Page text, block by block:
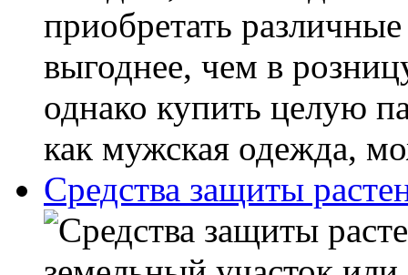
приобретать
выгоднее, чем в
однако купить целую
как мужская одежда,
Средства защиты